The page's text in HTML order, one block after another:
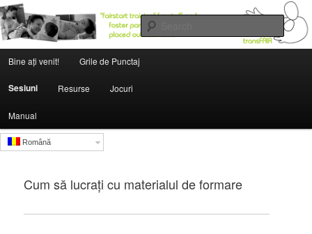
institutions.fairstartedu.us
Search
Skip to primary content
Skip to secondary content
Bine aţi venit! Grile de Punctaj
Sesiuni Resurse Jocuri
Manual
Română
Cum să lucraţi cu materialul de formare